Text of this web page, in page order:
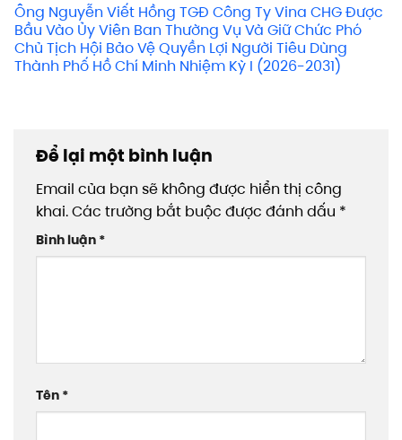
Ông Nguyễn Viết Hồng TGĐ Công Ty Vina CHG Được
Bầu Vào Ủy Viên Ban Thường Vụ Và Giữ Chức Phó
Chủ Tịch Hội Bảo Vệ Quyền Lợi Người Tiêu Dùng
Thành Phố Hồ Chí Minh Nhiệm Kỳ I (2026-2031)
Để lại một bình luận
Email của bạn sẽ không được hiển thị công
khai.Các trường bắt buộc được đánh dấu *
Bình luận *
Tên *